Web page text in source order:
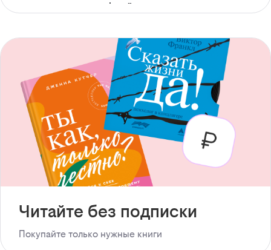
с доступом офлайн
Читайте без подписки
Покупайте только нужные книги